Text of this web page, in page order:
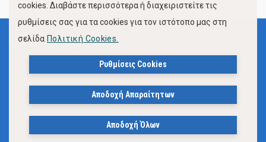
© 2023, Δήμος Βόλου
Όροι Χρήσης
Πολιτική Προστασίας Προσωπικών Δεδομένων
Πολιτική Cookies
cookies. Διαβάστε περισσότερα ή διαχειριστείτε τις
ρυθμίσεις σας για τα cookies για τον ιστότοπο μας στη
σελίδα Πολιτική Cookies.
Ρυθμίσεις Cookies
Αποδοχή Απαραίτητων
Αποδοχή Όλων